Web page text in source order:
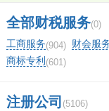
tufx是什
地理商
全部财税服务(0)
工商服务(904) 财会服
商标专利 (601)
注册公司 (5106)